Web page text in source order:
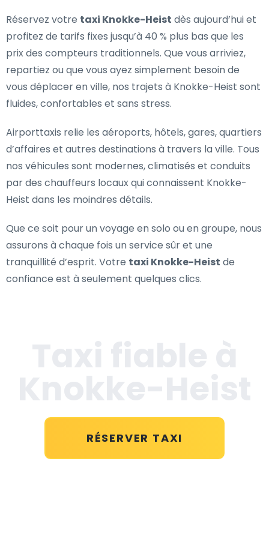
Réservez votre taxi Knokke-Heist dès aujourd’hui et
profitez de tarifs fixes jusqu’à 40 % plus bas que les
prix des compteurs traditionnels. Que vous arriviez,
repartiez ou que vous ayez simplement besoin de
vous déplacer en ville, nos trajets à Knokke-Heist sont
fluides, confortables et sans stress.
Airporttaxis relie les aéroports, hôtels, gares, quartiers
d’affaires et autres destinations à travers la ville. Tous
nos véhicules sont modernes, climatisés et conduits
par des chauffeurs locaux qui connaissent Knokke-
Heist dans les moindres détails.
Que ce soit pour un voyage en solo ou en groupe, nous
assurons à chaque fois un service sûr et une
tranquillité d’esprit. Votre taxi Knokke-Heist de
confiance est à seulement quelques clics.
RÉSERVER TAXI